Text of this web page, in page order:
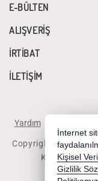
E-BÜLTEN
ALIŞVERİŞ
İRTİBAT
İLETİŞİM
Yardım
Copyright 2026
Kredi kartı
İnternet
Kişisel
Gizlilik